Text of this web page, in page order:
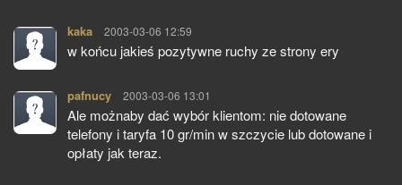
kaka pisze:
2003-03-06 12:59
w końcu jakieś pozytywne ruchy ze strony ery
pafnucy pisze:
2003-03-06 13:01
Ale możnaby dać wybór klientom: nie dotowane
telefony i taryfa 10 gr/min w szczycie lub dotowane i
opłaty jak teraz.